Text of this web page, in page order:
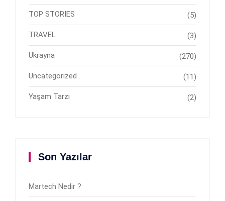
TOP STORIES (5)
TRAVEL (3)
Ukrayna (270)
Uncategorized (11)
Yaşam Tarzı (2)
Son Yazılar
Martech Nedir ?